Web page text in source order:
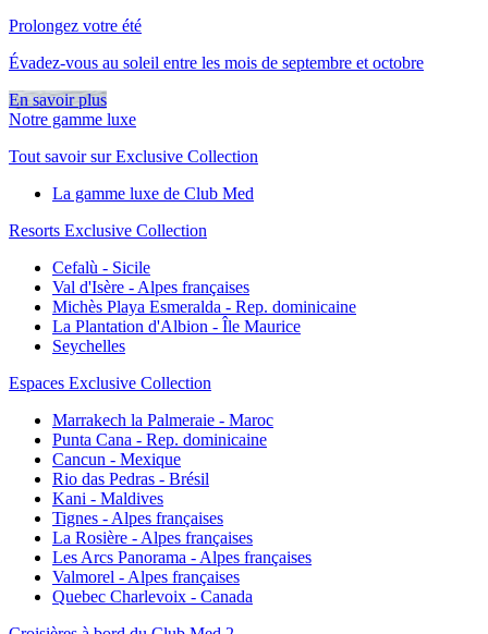
Prolongez votre été
Évadez-vous au soleil entre les mois de septembre et octobre
En savoir plus
Notre gamme luxe
Tout savoir sur Exclusive Collection
La gamme luxe de Club Med
Resorts Exclusive Collection
Cefalù - Sicile
Val d'Isère - Alpes françaises
Michès Playa Esmeralda - Rep. dominicaine
La Plantation d'Albion - Île Maurice
Seychelles
Espaces Exclusive Collection
Marrakech la Palmeraie - Maroc
Punta Cana - Rep. dominicaine
Cancun - Mexique
Rio das Pedras - Brésil
Kani - Maldives
Tignes - Alpes françaises
La Rosière - Alpes françaises
Les Arcs Panorama - Alpes françaises
Valmorel - Alpes françaises
Quebec Charlevoix - Canada